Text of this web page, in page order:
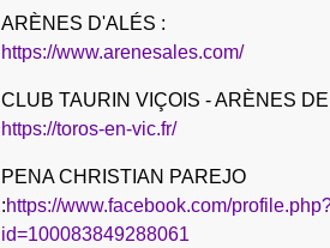
ARÈNES D'ALÉS :
https://www.arenesales.com/
CLUB TAURIN VIÇOIS - ARÈNES
https://toros-en-vic.fr/
PENA CHRISTIAN PAREJO
:https://www.facebook.com/
id=100083849288061